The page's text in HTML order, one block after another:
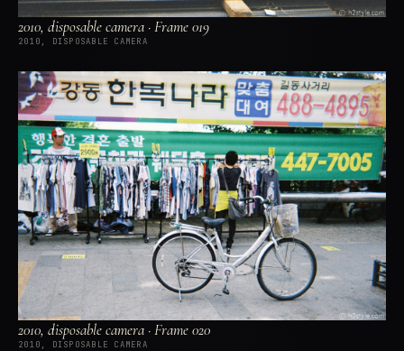
2010, disposable camera · Frame 019
2010, DISPOSABLE CAMERA
2010, disposable camera · Frame 020
2010, DISPOSABLE CAMERA